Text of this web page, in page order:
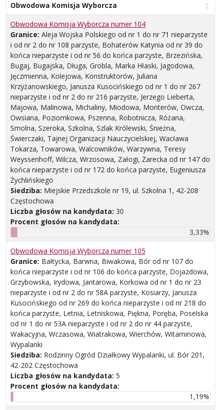
Obwodowa Komisja Wyborcza
Obwodowa Komisja Wyborcza numer 104
Granice: Aleja Wojska Polskiego od nr 1 do nr 71 nieparzyste
i od nr 2 do nr 108 parzyste, Bohaterów Katynia od nr 39 do
końca nieparzyste i od nr 56 do końca parzyste, Brzezińska,
Bugaj, Bugajska, Długa, Grobla, Marka Hłaski, Jagodowa,
Jęczmienna, Kolejowa, Konstruktorów, Juliana
Krzyżanowskiego, Janusza Kusocińskiego od nr 1 do nr 267
nieparzyste i od nr 2 do nr 216 parzyste, Jerzego Lieberta,
Majowa, Malinowa, Michaliny, Miodowa, Monterów, Owcza,
Owsiana, Poziomkowa, Pszenna, Robotnicza, Różana,
Smolna, Szeroka, Szkolna, Szlak Królewski, Śnieżna,
Świerczaki, Tajnej Organizacji Nauczycielskiej, Wacława
Tokarza, Towarowa, Walcowników, Warzywna, Teresy
Weyssenhoff, Wilcza, Wrzosowa, Załogi, Żarecka od nr 147 do
końca nieparzyste i od nr 172 do końca parzyste, Eugeniusza
Żychlińskiego
Siedziba: Miejskie Przedszkole nr 19, ul. Szkolna 1, 42-208
Częstochowa
Liczba głosów na kandydata: 30
Procent głosów na kandydata:
3,33%
Obwodowa Komisja Wyborcza numer 105
Granice: Bałtycka, Barwna, Biwakowa, Bór od nr 107 do
końca nieparzyste i od nr 106 do końca parzyste, Dojazdowa,
Grzybowska, Irydowa, Jantarowa, Korkowa od nr 1 do nr 23
nieparzyste i od nr 2 do nr 58A parzyste, Kosiarzy, Janusza
Kusocińskiego od nr 269 do końca nieparzyste i od nr 218 do
końca parzyste, Letnia, Letniskowa, Piękna, Poręba, Poselska
od nr 1 do nr 53A nieparzyste i od nr 2 do nr 44 parzyste,
Wakacyjna, Wczasowa, Wiatrakowa, Wierchów, Witaminowa,
Wypalanki
Siedziba: Rodzinny Ogród Działkowy Wypalanki, ul. Bór 201,
42-202 Częstochowa
Liczba głosów na kandydata: 5
Procent głosów na kandydata:
1,19%